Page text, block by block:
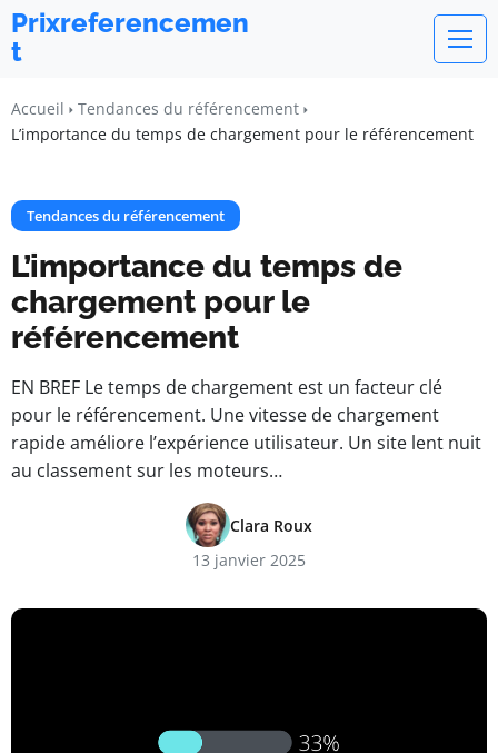
Prixreferencemen
t
Accueil
Tendances du référencement
L’importance du temps de chargement pour le référencement
Tendances du référencement
L’importance du temps de
chargement pour le
référencement
EN BREF Le temps de chargement est un facteur clé
pour le référencement. Une vitesse de chargement
rapide améliore l’expérience utilisateur. Un site lent nuit
au classement sur les moteurs…
Clara Roux
13 janvier 2025